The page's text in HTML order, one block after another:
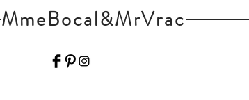
MmeBocal&MrVrac